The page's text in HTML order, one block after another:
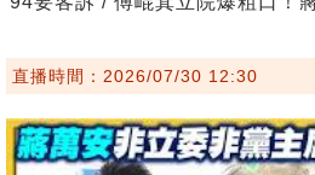
直播時間：2026/07/30 12:30